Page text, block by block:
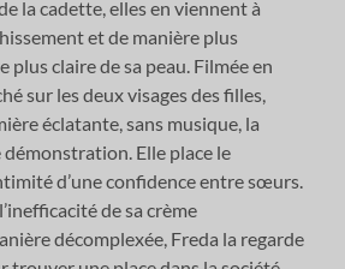
la cadette, elles en viennent à
et de manière plus
plus claire de sa peau. Filmée en
sur les deux visages des filles,
éclatante, sans musique, la
démonstration. Elle place le
d’une confidence entre sœurs.
de sa crème
décomplexée, Freda la regarde